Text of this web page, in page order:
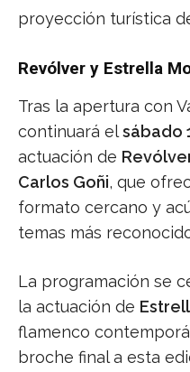
proyección turística
Revólver y Estrella
Tras la apertura con
continuará elsábado
actuación de
Carlos Goñi, que
formato cercano y
temas más
La programación se
la actuación de
flamenco
broche final a esta